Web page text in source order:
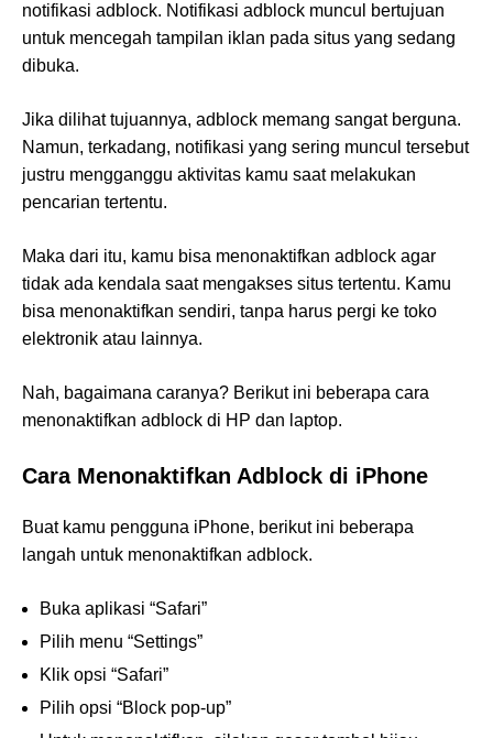
notifikasi adblock. Notifikasi adblock muncul bertujuan
untuk mencegah tampilan iklan pada situs yang sedang
dibuka.
Jika dilihat tujuannya, adblock memang sangat berguna.
Namun, terkadang, notifikasi yang sering muncul tersebut
justru mengganggu aktivitas kamu saat melakukan
pencarian tertentu.
Maka dari itu, kamu bisa menonaktifkan adblock agar
tidak ada kendala saat mengakses situs tertentu. Kamu
bisa menonaktifkan sendiri, tanpa harus pergi ke toko
elektronik atau lainnya.
Nah, bagaimana caranya? Berikut ini beberapa cara
menonaktifkan adblock di HP dan laptop.
Cara Menonaktifkan Adblock di iPhone
Buat kamu pengguna iPhone, berikut ini beberapa
langah untuk menonaktifkan adblock.
Buka aplikasi “Safari”
Pilih menu “Settings”
Klik opsi “Safari”
Pilih opsi “Block pop-up”